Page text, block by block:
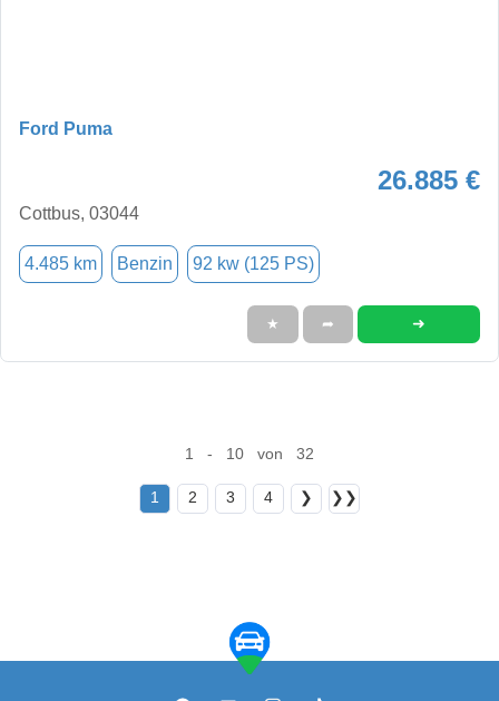
Ford Puma
26.885 €
Cottbus, 03044
4.485 km Benzin 92 kw (125 PS)
★ ➦ ➜
1 - 10 von 32
1 2 3 4 ❯ ❯❯